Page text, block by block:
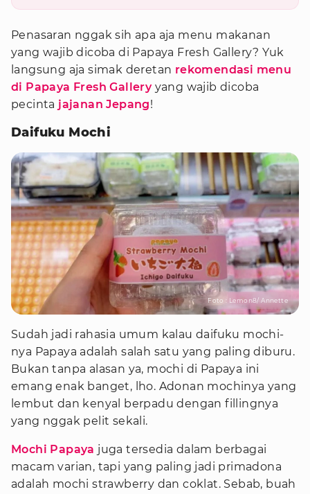
Penasaran nggak sih apa aja menu makanan
yang wajib dicoba di Papaya Fresh Gallery? Yuk
langsung aja simak deretan rekomendasi menu
di Papaya Fresh Galleryyang wajib dicoba
pecinta jajanan Jepang!
Daifuku Mochi
Foto : Lemon8/ Annette
Sudah jadi rahasia umum kalau daifuku mochi-
nya Papaya adalah salah satu yang paling diburu.
Bukan tanpa alasan ya, mochi di Papaya ini
emang enak banget, lho. Adonan mochinya yang
lembut dan kenyal berpadu dengan fillingnya
yang nggak pelit sekali.
Mochi Papaya juga tersedia dalam berbagai
macam varian, tapi yang paling jadi primadona
adalah mochi strawberry dan coklat. Sebab, buah